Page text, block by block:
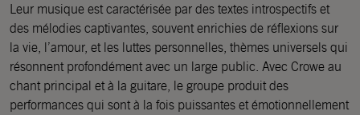
Leur musique est caractérisée par des textes introspectifs et
des mélodies captivantes, souvent enrichies de réflexions sur
la vie, l’amour, et les luttes personnelles, thèmes universels qui
résonnent profondément avec un large public. Avec Crowe au
chant principal et à la guitare, le groupe produit des
performances qui sont à la fois puissantes et émotionnellement